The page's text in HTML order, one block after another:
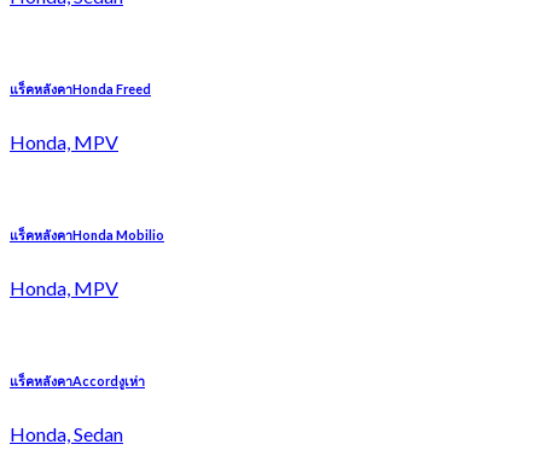
แร็คหลังคาHonda Freed
Honda, MPV
แร็คหลังคาHonda Mobilio
Honda, MPV
แร็คหลังคาAccordงูเห่า
Honda, Sedan